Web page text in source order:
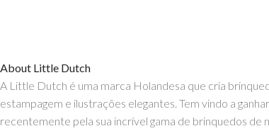
About Little Dutch
A Little Dutch é uma marca Holandesa que cria
estampagem e ilustrações elegantes. Tem vindo a
recentemente pela sua incrível gama de brinquedos de